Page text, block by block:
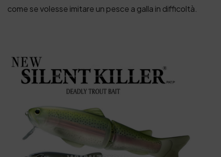
come se volesse imitare un pesce a galla in difficoltà.